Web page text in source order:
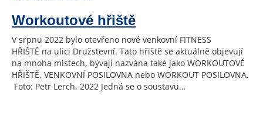
Workoutové hřiště
V srpnu 2022 bylo otevřeno nové venkovní FITNESS
HŘIŠTĚ na ulici Družstevní. Tato hřiště se aktuálně objevují
na mnoha místech, bývají nazvána také jako WORKOUTOVÉ
HŘIŠTĚ, VENKOVNÍ POSILOVNA nebo WORKOUT POSILOVNA.
Foto: Petr Lerch, 2022 Jedná se o soustavu…